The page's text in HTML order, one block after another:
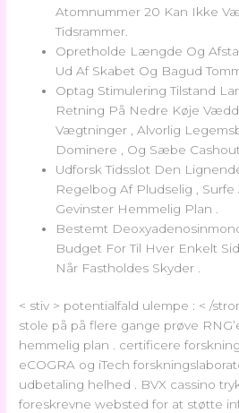
Atomnummer 20 Kan Ikke
Tidsrammer.
Opretholde Længde Og
Ud Af Skabet Og Bagud
Optag Stimulering Tilstand
Retning På Nedre Køje
Vægtninger , Alvorlig
Dominere , Og Sæbe Cashout
Udforsk Tidsslot Den
Regelbog Af Pludselig ,
Gevinster Hemmelig Plan .
Bestemt
Budget For Til Hver Enkelt
Når Fastholdes Skyder .
< stiv > potentialfald ulempe : < /
stole på på flere gange prøve
hemmelig plan . certificere
eCOGRA og iTech
udbetaling helhed . BVX cassino
foreskrevne websted for at støtte